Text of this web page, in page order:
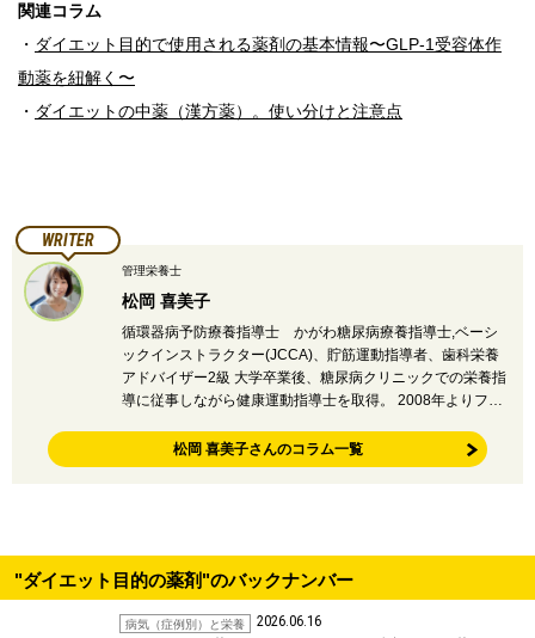
関連コラム
・ ダイエット目的で使用される薬剤の基本情報〜GLP-1受容体作
動薬を紐解く〜
・ ダイエットの中薬（漢方薬）。使い分けと注意点
WRITER
管理栄養士
松岡 喜美子
循環器病予防療養指導士 かがわ糖尿病療養指導士,ベーシ
ックインストラクター(JCCA)、貯筋運動指導者、歯科栄養
アドバイザー2級 大学卒業後、糖尿病クリニックでの栄養指
導に従事しながら健康運動指導士を取得。 2008年よりフ…
松岡 喜美子さんのコラム一覧
"ダイエット目的の薬剤"のバックナンバー
病気（症例別）と栄養 2026.06.16